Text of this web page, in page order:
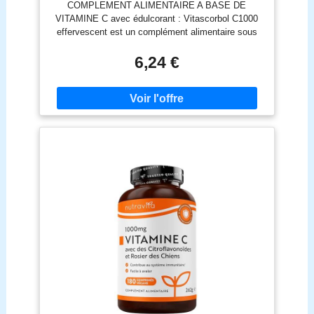
jours - 20 comprimés effervescents - Lot
de 3
COMPLEMENT ALIMENTAIRE A BASE DE
VITAMINE C avec édulcorant : Vitascorbol C1000
effervescent est un complément alimentaire sous
goût Orange pressée. Il contient 1000mg de
Vitamine C pour vous aider à lutter contre la fatigue
passagère(1), et contribuer à augmenter vos
apports journaliers en Vitamine C en association
avec une alimentation variée et équilibrée.
HAUTEMENT DOSÉ EN VITAMINE C : La
fonctionnement normal du système immunitaire.
BON GOÛT ORANGE PRESSEE :
VitascorbolC1000 effervescent est aromatisé goût
orange pressée, pour apporter de la nouveauté et du
plaisir à votre routine vitalité. VitascorbolC1000
Effervescent contient 1000 mg de vitamine C pour
vous aider à lutter contre la fatigue passagère et à
contribuer à augmenter vos apports journaliers en
association avec une alimentation variée et
équilibrée. VitascorbolC1000 Effervescent est sans
sucres. UTILISATION SIMPLE : 1 comprimé par
jour à dissoudre dans un verre de 200ml d'eau. 3
6,24 €